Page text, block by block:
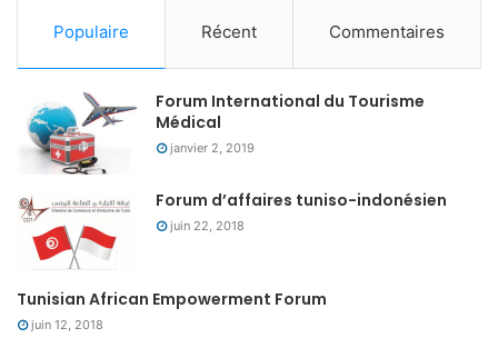
Populaire Récent Commentaires
Forum International du Tourisme
Médical
janvier 2, 2019
Forum d’affaires tuniso-indonésien
juin 22, 2018
Tunisian African Empowerment Forum
juin 12, 2018